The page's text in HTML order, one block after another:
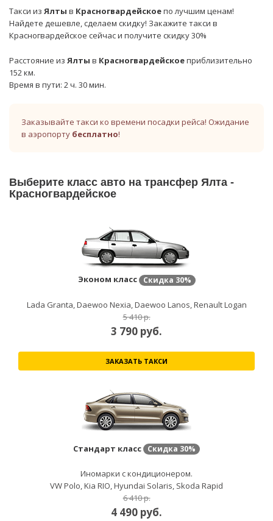
Такси из Ялты в Красногвардейскоепо лучшим ценам!
Найдете дешевле, сделаем скидку! Закажите такси в
Красногвардейское сейчас и получите скидку 30%
Расстояние из Ялты в Красногвардейскоеприблизительно
152 км.
Время в пути: 2 ч. 30 мин.
Заказывайте такси ко времени посадки рейса! Ожидание
в аэропорту бесплатно!
Выберите класс авто на трансфер Ялта -
Красногвардейское
Эконом класс Скидка 30%
Lada Granta, Daewoo Nexia, Daewoo Lanos, Renault Logan
5 410 р.
3 790 руб.
ЗАКАЗАТЬ ТАКСИ
Стандарт класс Скидка 30%
Иномарки с кондиционером.
VW Polo, Kia RIO, Hyundai Solaris, Skoda Rapid
6 410 р.
4 490 руб.